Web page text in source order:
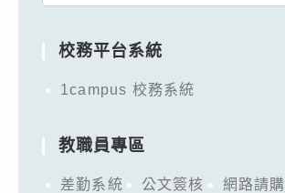
校務平台系統
1campus 校務系統
教職員專區
差勤系統 公文簽核
網路請購